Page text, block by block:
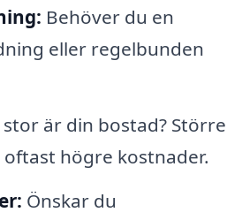
Behöver du en
eller regelbunden
stor är din bostad? Större
högre kostnader.
Önskar du